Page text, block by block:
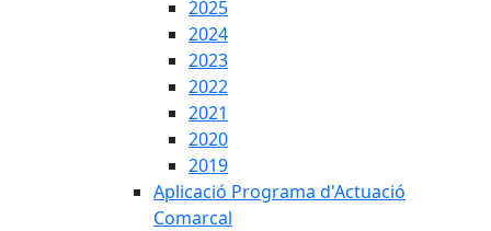
2025
2024
2023
2022
2021
2020
2019
Aplicació Programa d'Actuació
Comarcal